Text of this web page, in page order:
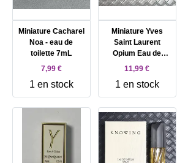
Miniature Cacharel
Noa - eau de
toilette 7mL
7,99 €
1 en stock
Miniature Yves
Saint Laurent
Opium Eau de
toilette 7,5mL
11,99 €
1 en stock